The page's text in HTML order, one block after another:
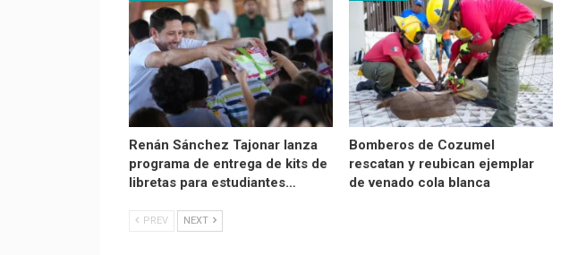
Renán Sánchez Tajonar lanza
programa de entrega de kits de
libretas para estudiantes…
Bomberos de Cozumel
rescatan y reubican ejemplar
de venado cola blanca
PREV NEXT